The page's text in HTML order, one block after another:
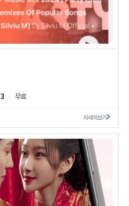
3 무료
자세히보기